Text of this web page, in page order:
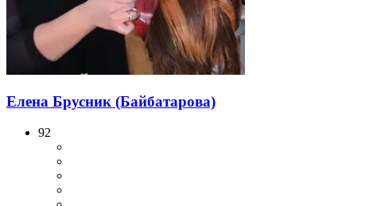
Елена Брусник (Байбатарова)
92